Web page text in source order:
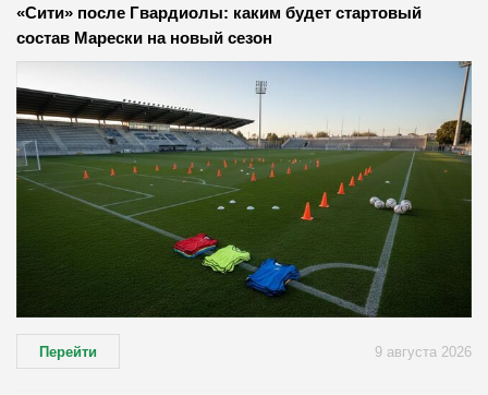
«Сити» после Гвардиолы: каким будет стартовый
состав Марески на новый сезон
Перейти 9 августа 2026